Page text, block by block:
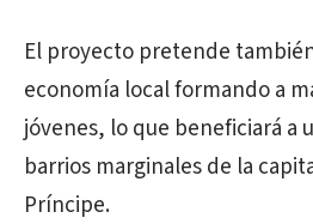
El proyecto pretende
economía local formando a
jóvenes, lo que beneficiará a
barrios marginales de la
Príncipe.